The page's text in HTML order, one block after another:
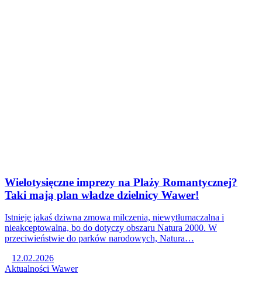
Wielotysięczne imprezy na Plaży Romantycznej?
Taki mają plan władze dzielnicy Wawer!
Istnieje jakaś dziwna zmowa milczenia, niewytłumaczalna i
nieakceptowalna, bo do dotyczy obszaru Natura 2000. W
przeciwieństwie do parków narodowych, Natura…
12.02.2026
Aktualności Wawer